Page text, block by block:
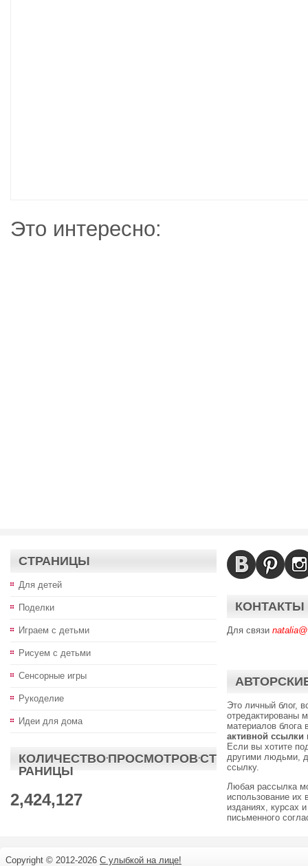
Это интересно:
СТРАНИЦЫ
Для детей
Поделки
Играем с детьми
Рисуем с детьми
Сенсорные игры
Рукоделие
Идеи для дома
КОЛИЧЕСТВО·ПРОСМОТРОВ·СТ
РАНИЦЫ
2,424,127
КОНТАКТЫ
Для связи
Это личный блог,
отредактированы
материалов блога
активной ссылки
Если вы хотите
другими людьми,
ссылку.
Любая рассылка
использование их
изданиях, курсах
письменного
Copyright © 2012-2026 С улыбкой на лице!